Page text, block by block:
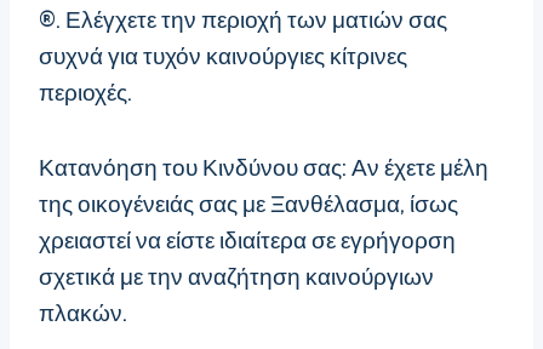
®. Ελέγχετε την περιοχή των ματιών σας
συχνά για τυχόν καινούργιες κίτρινες
περιοχές.
Κατανόηση του Κινδύνου σας: Αν έχετε μέλη
της οικογένειάς σας με Ξανθέλασμα, ίσως
χρειαστεί να είστε ιδιαίτερα σε εγρήγορση
σχετικά με την αναζήτηση καινούργιων
πλακών.